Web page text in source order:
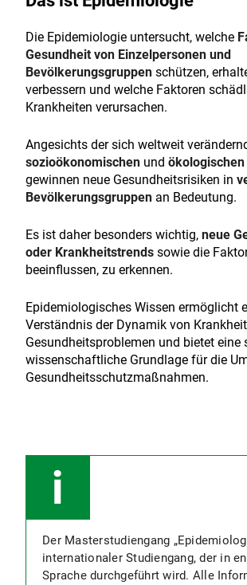
Die Epidemiologie untersucht, welche
Gesundheit von Einzelpersonen und
Bevölkerungsgruppen schützen,
verbessern und welche Faktoren
Krankheiten verursachen.
Angesichts der sich weltweit
sozioökonomischen und ökologischen
gewinnen neue Gesundheitsrisiken in
Bevölkerungsgruppen an Bedeutung.
Es ist daher besonders wichtig, neue
oder Krankheitstrends sowie die
beeinflussen, zu erkennen.
Epidemiologisches Wissen ermöglicht
Verständnis der Dynamik von
Gesundheitsproblemen und bietet eine
wissenschaftliche Grundlage für die
Gesundheitsschutzmaßnahmen.
Der Masterstudiengang
internationaler Studiengang, der in
Sprache durchgeführt wird. Alle